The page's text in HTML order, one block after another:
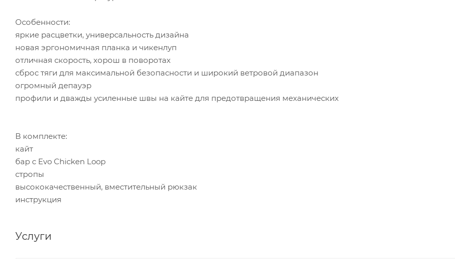
Особенности:
яркие расцветки, универсальность дизайна
новая эргономичная планка и чикенлуп
отличная скорость, хорош в поворотах
сброс тяги для максимальной безопасности и широкий ветровой диапазон
огромный депауэр
профили и дважды усиленные швы на кайте для предотвращения механических
В комплекте:
кайт
бар с Evo Chicken Loop
стропы
высококачественный, вместительный рюкзак
инструкция
Услуги